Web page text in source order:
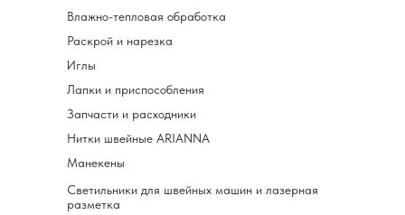
Лапки и приспособления
Светильники для швейных машин и лазерная
разметка
Раскрой и нарезка
Нитки швейные ARIANNA
Влажно-тепловая обработка
Запчасти и расходники
Иглы
Манекены